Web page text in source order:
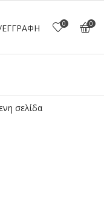
0 0
σελίδα